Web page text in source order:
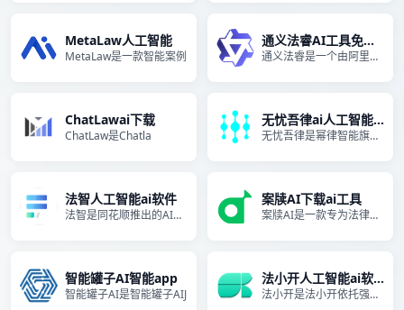
MetaLaw人工智能
MetaLaw是一款智能案例
通义法睿AI工具免费版
通义法睿是一个由阿里云提供的
ChatLawai下载
ChatLaw是Chatla
无忧吾律ai人工智能免
无忧吾律是幂律智能旗下的专业
法智人工智能ai软件
法智是同花顺推出的AI法律助
案牍AI下载ai工具
案牍AI是一款专为法律领域设
智能罐子AI智能app
智能罐子AI是智能罐子AIJ
法小开人工智能ai软件
法小开是法小开依托强大的AI